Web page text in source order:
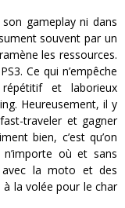
gameplay ni dans
souvent par un
les ressources.
Ce qui n’empêche
et laborieux
Heureusement, il y
traveler et gagner
bien, c’est qu’on
où et sans
la moto et des
la volée pour le char